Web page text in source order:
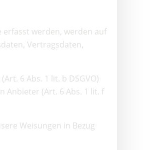
erfasst werden, werden auf
Vertragsdaten,
6 Abs. 1 lit. b DSGVO)
Anbieter (Art. 6 Abs. 1 lit. f
Weisungen in Bezug